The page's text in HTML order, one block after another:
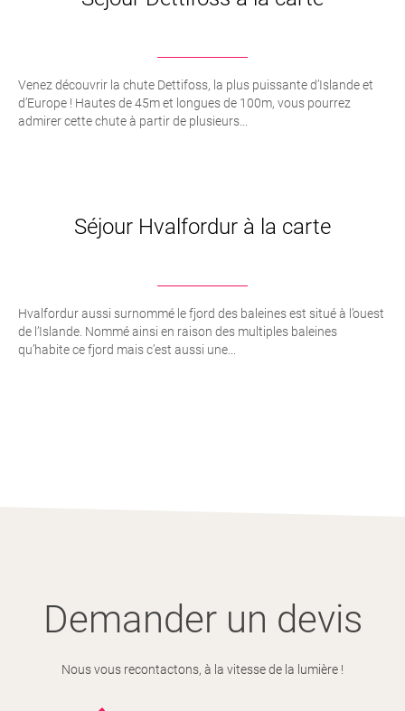
Venez découvrir la chute Dettifoss, la plus puissante d’Islande et
d’Europe ! Hautes de 45m et longues de 100m, vous pourrez
admirer cette chute à partir de plusieurs...
Séjour Hvalfordur à la carte
Hvalfordur aussi surnommé le fjord des baleines est situé à l’ouest
de l’Islande. Nommé ainsi en raison des multiples baleines
qu’habite ce fjord mais c’est aussi une...
Demander un devis
Nous vous recontactons, à la vitesse de la lumière !